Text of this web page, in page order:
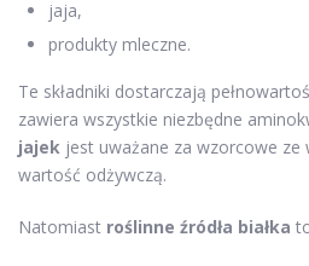
jaja,
produkty mleczne.
Te składniki dostarczają
zawiera wszystkie niezbędne
jajek jest uważane za wzorcowe
wartość odżywczą.
Natomiast roślinne źródła białka